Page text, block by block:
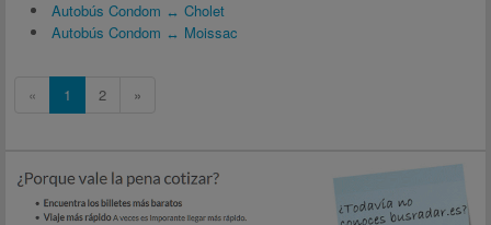
Autobús Condom ↔ Cholet
Autobús Condom ↔ Moissac
« 1 2 »